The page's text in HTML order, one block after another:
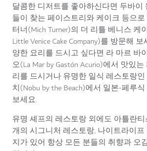
달콤한 디저트를 좋아하신다면 두바이
들이 찾는 페이스트리와 케이크 등으
터너(Mich Turner)의 더 리틀 베니스 케
Little Venice Cake Company)를 방문해
양한 요리를 드시고 싶다면 라 마르 바
오(La Mar by Gastón Acurio)에서 맛있
리를 드시거나 유명한 일식 레스토랑
치(Nobu by the Beach)에서 일본-페루
보세요.
유명 셰프의 레스토랑 외에도 아틀란
개의 시그니처 레스토랑, 나이트라이
지가 있어 항상 모든 분들의 취향과 오